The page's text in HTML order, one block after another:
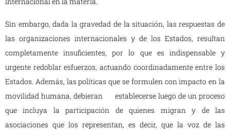
Sin embargo, dada la gravedad de la situación, las respuestas de
las organizaciones internacionales y de los Estados, resultan
completamente insuficientes, por lo que es indispensable y
urgente redoblar esfuerzos, actuando coordinadamente entre los
Estados. Además, las políticas que se formulen con impacto en la
movilidad humana, debieran establecerse luego de un proceso
que incluya la participación de quienes migran y de las
asociaciones que los representan, es decir, que la voz de las